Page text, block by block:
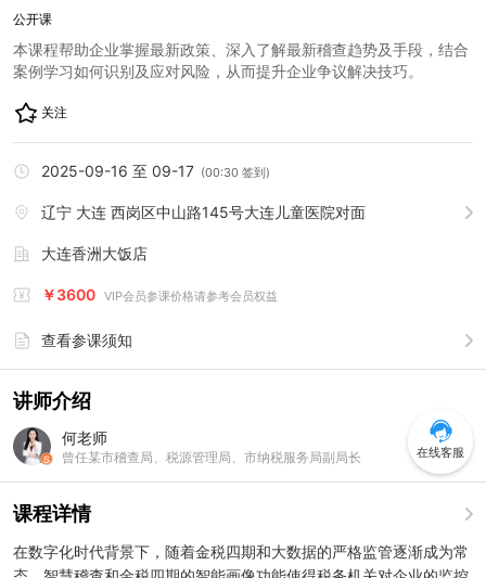
公开课
本课程帮助企业掌握最新政策、深入了解最新稽查趋势及手段，结合
案例学习如何识别及应对风险，从而提升企业争议解决技巧。
关注
2025-09-16 至 09-17 (00:30 签到)
辽宁 大连 西岗区中山路145号大连儿童医院对面
大连香洲大饭店
￥3600 VIP会员参课价格请参考会员权益
查看参课须知
讲师介绍
何老师
曾任某市稽查局、税源管理局、市纳税服务局副局长
课程详情
在数字化时代背景下，随着金税四期和大数据的严格监管逐渐成为常
在线客服